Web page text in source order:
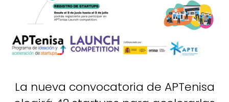
La nueva convocatoria de APTenisa